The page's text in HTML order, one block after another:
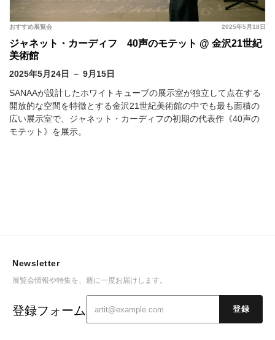
2025年5月18日
おすすめ展覧会
ジャネット・カーディフ 40声のモテット @ 金沢21世紀
美術館
2025年5月24日 － 9月15日
SANAAが設計したホワイトキューブの展示室が独立して点在する
開放的な空間を特徴とする金沢21世紀美術館の中でも最も面積の
広い展示室で、ジャネット・カーディフの初期の代表作《40声の
モテット》を展示。
Newsletter
展覧会情報や特集を、週に一度お届けします。
登録フォーム 登録